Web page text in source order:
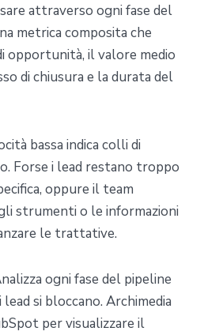
attraverso ogni fase del
metrica composita che
opportunità, il valore medio
di chiusura e la durata del
bassa indica colli di
Forse i lead restano troppo
oppure il team
strumenti o le informazioni
le trattative.
ogni fase del pipeline
si bloccano. Archimedia
per visualizzare il